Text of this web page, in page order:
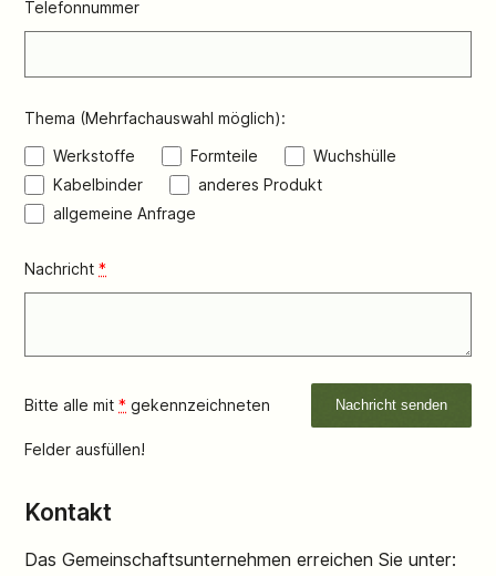
Telefonnummer
Thema (Mehrfachauswahl möglich):
Werkstoffe
Formteile
Wuchshülle
Kabelbinder
anderes Produkt
allgemeine Anfrage
Nachricht*
Bitte alle mit* gekennzeichneten
Felder ausfüllen!
Kontakt
Das Gemeinschaftsunternehmen erreichen Sie unter: